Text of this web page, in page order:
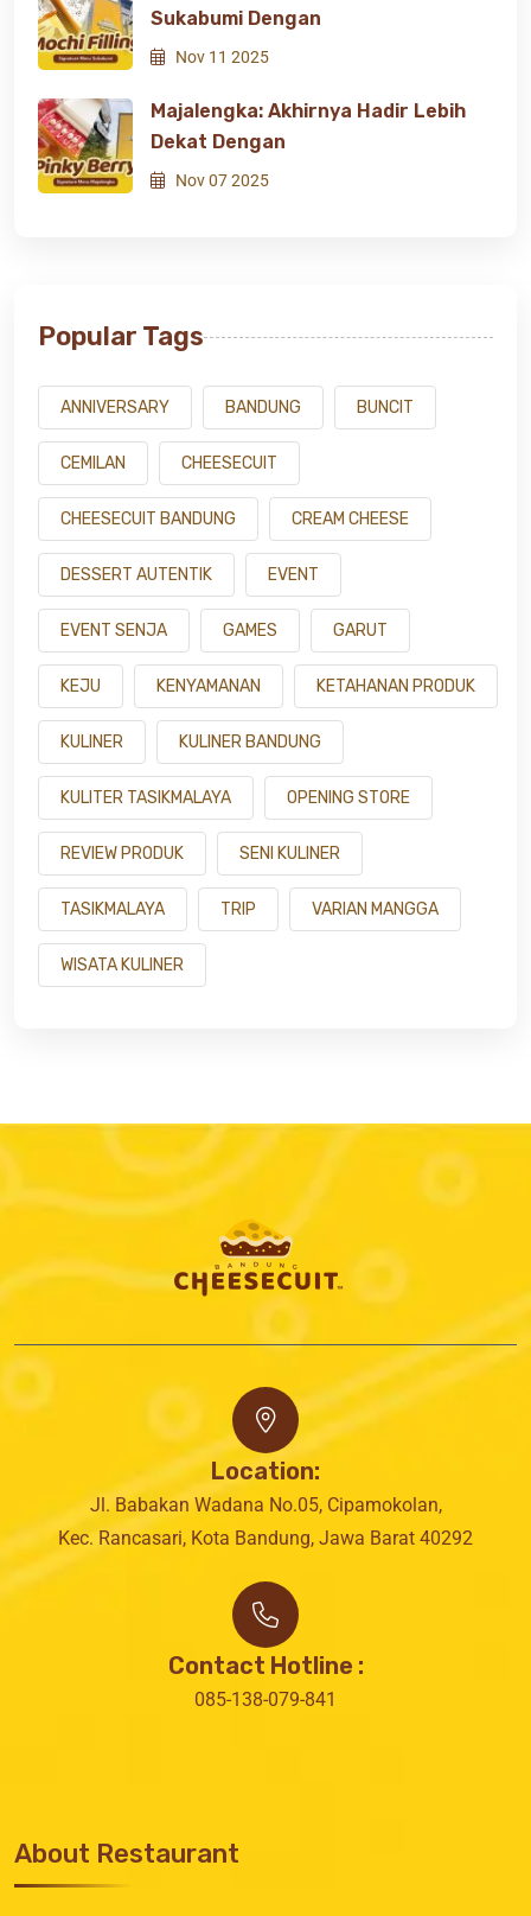
Sukabumi Dengan
Nov 11 2025
Majalengka: Akhirnya Hadir Lebih
Dekat Dengan
Nov 07 2025
Popular Tags
ANNIVERSARY BANDUNG BUNCIT
CEMILAN CHEESECUIT
CHEESECUIT BANDUNG CREAM CHEESE
DESSERT AUTENTIK EVENT
EVENT SENJA GAMES GARUT
KEJU KENYAMANAN KETAHANAN PRODUK
KULINER KULINER BANDUNG
KULITER TASIKMALAYA OPENING STORE
REVIEW PRODUK SENI KULINER
TASIKMALAYA TRIP VARIAN MANGGA
WISATA KULINER
Location:
Jl. Babakan Wadana No.05, Cipamokolan,
Kec. Rancasari, Kota Bandung, Jawa Barat 40292
Contact Hotline :
085-138-079-841
About Restaurant